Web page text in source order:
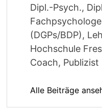
Dipl.-Psych.,
(DGPs/BDP),
Hochschule
Coach, Publizist
Alle Beiträge